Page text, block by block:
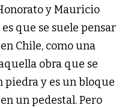
y Mauricio
que se suele pensar
Chile, como una
obra que se
piedra y es un bloque
un pedestal. Pero